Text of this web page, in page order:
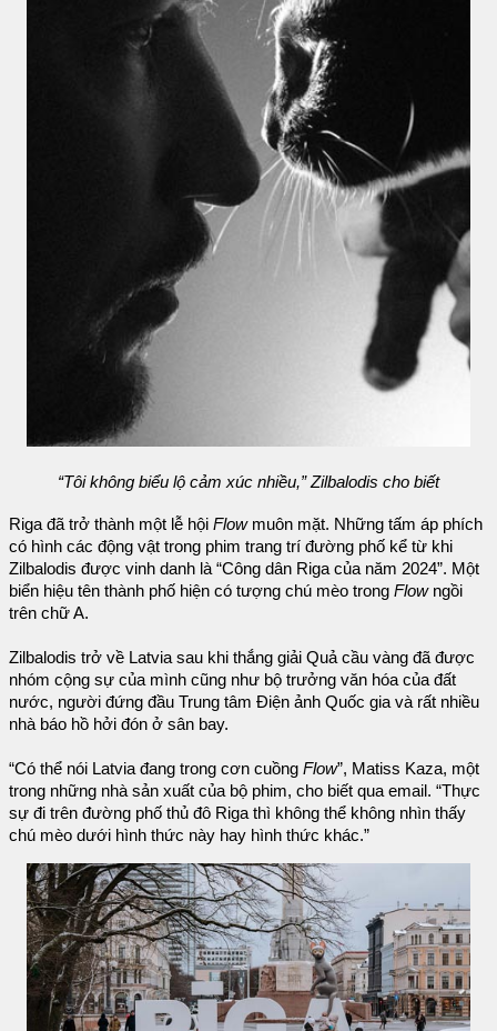
“Tôi không biểu lộ cảm xúc nhiều,” Zilbalodis cho biết
Riga đã trở thành một lễ hội Flowmuôn mặt. Những tấm áp phích
có hình các động vật trong phim trang trí đường phố kể từ khi
Zilbalodis được vinh danh là “Công dân Riga của năm 2024”. Một
biển hiệu tên thành phố hiện có tượng chú mèo trong Flowngồi
trên chữ A.
Zilbalodis trở về Latvia sau khi thắng giải Quả cầu vàng đã được
nhóm cộng sự của mình cũng như bộ trưởng văn hóa của đất
nước, người đứng đầu Trung tâm Điện ảnh Quốc gia và rất nhiều
nhà báo hồ hởi đón ở sân bay.
“Có thể nói Latvia đang trong cơn cuồng Flow”, Matiss Kaza, một
trong những nhà sản xuất của bộ phim, cho biết qua email. “Thực
sự đi trên đường phố thủ đô Riga thì không thể không nhìn thấy
chú mèo dưới hình thức này hay hình thức khác.”